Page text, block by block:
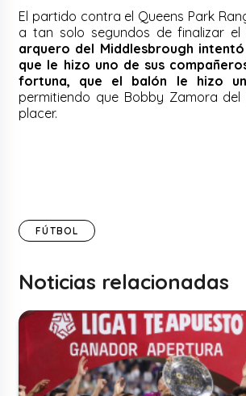
El partido contra el Queens Park
a tan solo segundos de finalizar el
arquero del Middlesbrough
que le hizo uno de sus
fortuna, que el balón le hizo
permitiendo que Bobby Zamora del
placer.
FÚTBOL
Noticias relacionadas